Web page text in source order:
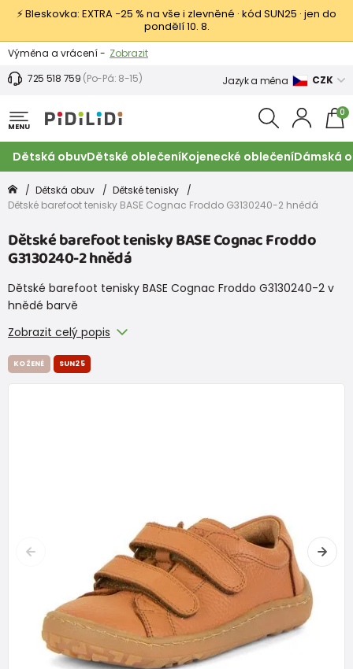
⚡ Bleskovka: EXTRA −25 % na vše i zlevněné · kód SUN25 · jen do
pondělí 10. 8.
Výměna a vrácení - Zobrazit
Sleva 100 Kč na první nákup -
725 518 759 (Po-Pá: 8-15) Jazyk a měna CZK
MENU
0
Dětská obuvDětské oblečeníKojenecké oblečeníDámská
Dětská obuv
Dětské tenisky
Dětské barefoot tenisky BASE Cognac Froddo G3130240-2 hnědá
Dětské barefoot tenisky BASE Cognac Froddo
G3130240-2 hnědá
Dětské barefoot tenisky BASE Cognac Froddo G3130240-2 v
hnědé barvě
Zobrazit celý popis
KOŽENÉ SUN25